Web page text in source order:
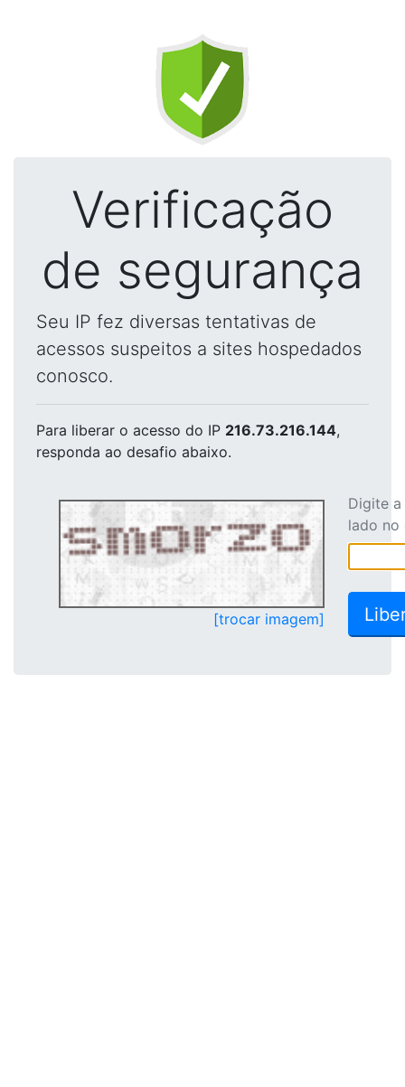
Verificação
de segurança
Seu IP fez diversas tentativas de
acessos suspeitos a sites hospedados
conosco.
Para liberar o acesso do IP 216.73.216.144,
responda ao desafio abaixo.
[trocar imagem]
Digite
lado no